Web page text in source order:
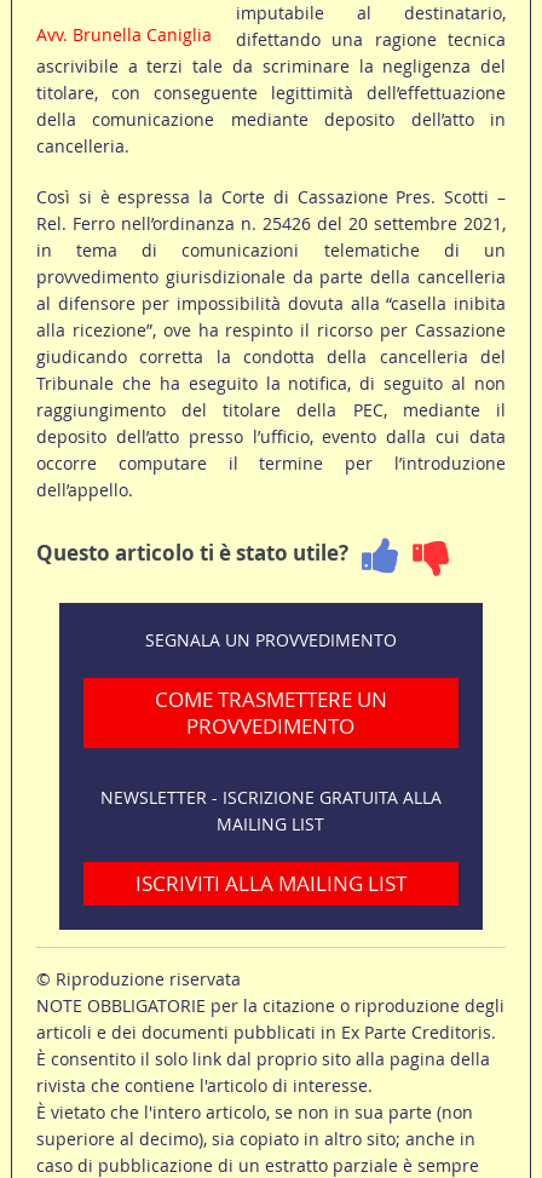
Avv. Brunella Caniglia
imputabile al destinatario,
difettando una ragione tecnica
ascrivibile a terzi tale da scriminare la negligenza del
titolare, con conseguente legittimità dell’effettuazione
della comunicazione mediante deposito dell’atto in
cancelleria.
Così si è espressa la Corte di Cassazione Pres. Scotti –
Rel. Ferro nell’ordinanza n. 25426 del 20 settembre 2021,
in tema di comunicazioni telematiche di un
provvedimento giurisdizionale da parte della cancelleria
al difensore per impossibilità dovuta alla “casella inibita
alla ricezione”, ove ha respinto il ricorso per Cassazione
giudicando corretta la condotta della cancelleria del
Tribunale che ha eseguito la notifica, di seguito al non
raggiungimento del titolare della PEC, mediante il
deposito dell’atto presso l’ufficio, evento dalla cui data
occorre computare il termine per l’introduzione
dell’appello.
Questo articolo ti è stato utile?
SEGNALA UN PROVVEDIMENTO
COME TRASMETTERE UN
PROVVEDIMENTO
NEWSLETTER - ISCRIZIONE GRATUITA ALLA
MAILING LIST
ISCRIVITI ALLA MAILING LIST
© Riproduzione riservata
NOTE OBBLIGATORIE per la citazione o riproduzione degli
articoli e dei documenti pubblicati in Ex Parte Creditoris.
È consentito il solo link dal proprio sito alla pagina della
rivista che contiene l'articolo di interesse.
È vietato che l'intero articolo, se non in sua parte (non
superiore al decimo), sia copiato in altro sito; anche in
caso di pubblicazione di un estratto parziale è sempre